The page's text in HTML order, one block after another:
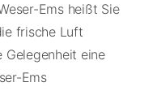
Ems heißt Sie
frische Luft
Gelegenheit eine
Ems